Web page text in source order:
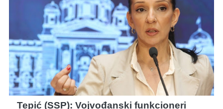
Tepić (SSP): Vojvođanski funkcioneri